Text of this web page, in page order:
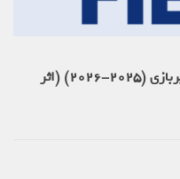
قوانین تکنیکی فدراسیون جهانی شمشیربازی (2025-2026) (اثر